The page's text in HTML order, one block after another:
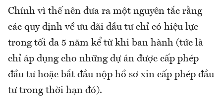
Chính vì thế nên đưa ra một nguyên tắc rằng
các quy định về ưu đãi đầu tư chỉ có hiệu lực
trong tối đa 5 năm kể từ khi ban hành (tức là
chỉ áp dụng cho những dự án được cấp phép
đầu tư hoặc bắt đầu nộp hồ sơ xin cấp phép đầu
tư trong thời hạn đó).